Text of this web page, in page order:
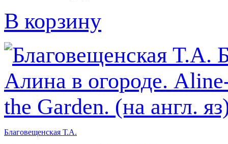
В корзину
Благовещенская Т.А.